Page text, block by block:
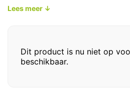
Lees meer ↓
Dit product is nu niet op
beschikbaar.